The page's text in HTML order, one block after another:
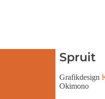
Spruit
Grafikdesign
Okimono